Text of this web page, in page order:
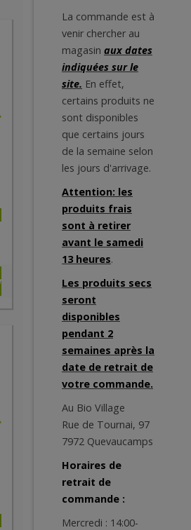
La commande est à
venir chercher au
magasin aux dates
indiquées sur le
site. En effet,
certains produits ne
sont disponibles
que certains jours
de la semaine selon
les jours d'arrivage.
Attention: les
produits frais
sont à retirer
avant le samedi
13 heures.
Les produits secs
seront
disponibles
pendant 2
semaines après la
date de retrait de
votre commande.
Au Bio Village
Rue de Tournai, 97
7972 Quevaucamps
Horaires de
retrait de
commande :
Mercredi : 14:00-